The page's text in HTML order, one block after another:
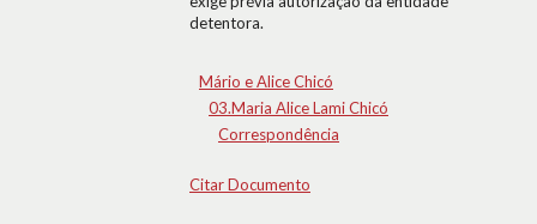
detentora.
Mário e Alice Chicó
03.Maria Alice Lami Chicó
Correspondência
Citar Documento